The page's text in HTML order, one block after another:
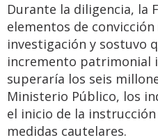
Durante la diligencia, la
elementos de
investigación y sostuvo
incremento patrimonial
superaría los seis
Ministerio Público, los
el inicio de la
medidas cautelares.